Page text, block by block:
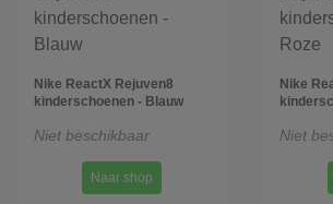
Nike ReactX Rejuven8
kinderschoenen - Blauw
Niet beschikbaar
Naar shop
Nike
Niet